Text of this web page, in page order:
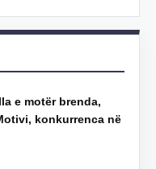
e motër brenda,
konkurrenca në